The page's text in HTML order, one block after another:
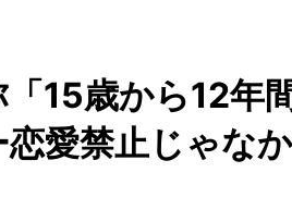
「15歳から12
愛禁止じゃなか